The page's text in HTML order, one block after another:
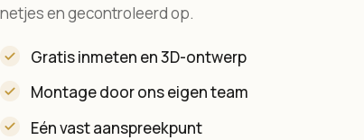
netjes en gecontroleerd op.
Gratis inmeten en 3D-ontwerp
Montage door ons eigen team
Eén vast aanspreekpunt